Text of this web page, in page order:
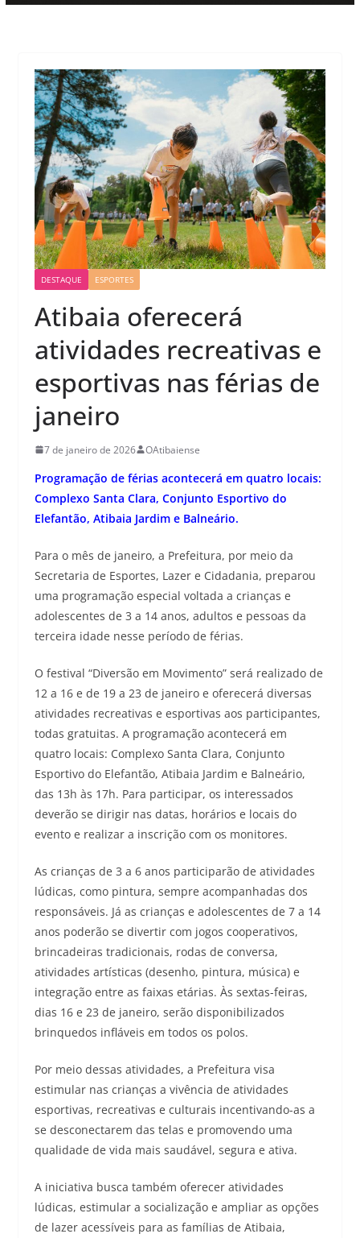
DESTAQUE ESPORTES
Atibaia oferecerá
atividades recreativas e
esportivas nas férias de
janeiro
7 de janeiro de 2026 OAtibaiense
Programação de férias acontecerá em quatro locais:
Complexo Santa Clara, Conjunto Esportivo do
Elefantão, Atibaia Jardim e Balneário.
Para o mês de janeiro, a Prefeitura, por meio da
Secretaria de Esportes, Lazer e Cidadania, preparou
uma programação especial voltada a crianças e
adolescentes de 3 a 14 anos, adultos e pessoas da
terceira idade nesse período de férias.
O festival “Diversão em Movimento” será realizado de
12 a 16 e de 19 a 23 de janeiro e oferecerá diversas
atividades recreativas e esportivas aos participantes,
todas gratuitas. A programação acontecerá em
quatro locais: Complexo Santa Clara, Conjunto
Esportivo do Elefantão, Atibaia Jardim e Balneário,
das 13h às 17h. Para participar, os interessados
deverão se dirigir nas datas, horários e locais do
evento e realizar a inscrição com os monitores.
As crianças de 3 a 6 anos participarão de atividades
lúdicas, como pintura, sempre acompanhadas dos
responsáveis. Já as crianças e adolescentes de 7 a 14
anos poderão se divertir com jogos cooperativos,
brincadeiras tradicionais, rodas de conversa,
atividades artísticas (desenho, pintura, música) e
integração entre as faixas etárias. Às sextas-feiras,
dias 16 e 23 de janeiro, serão disponibilizados
brinquedos infláveis em todos os polos.
Por meio dessas atividades, a Prefeitura visa
estimular nas crianças a vivência de atividades
esportivas, recreativas e culturais incentivando-as a
se desconectarem das telas e promovendo uma
qualidade de vida mais saudável, segura e ativa.
A iniciativa busca também oferecer atividades
lúdicas, estimular a socialização e ampliar as opções
de lazer acessíveis para as famílias de Atibaia,